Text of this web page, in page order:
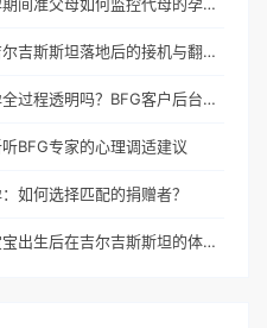
BFG代孕服务：吉尔吉斯斯坦落地后的接机与翻译安排
吉尔吉斯斯坦代孕全过程透明吗？BFG客户后台详解
BFG专家的心理调适建议
如何选择匹配的捐赠者？
BFG后续服务：宝宝出生后在吉尔吉斯斯坦的体检与回国